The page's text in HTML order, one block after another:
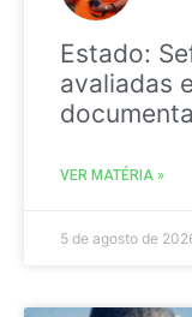
Estado:
avaliadas
VER MATÉRIA »
5 de agosto de